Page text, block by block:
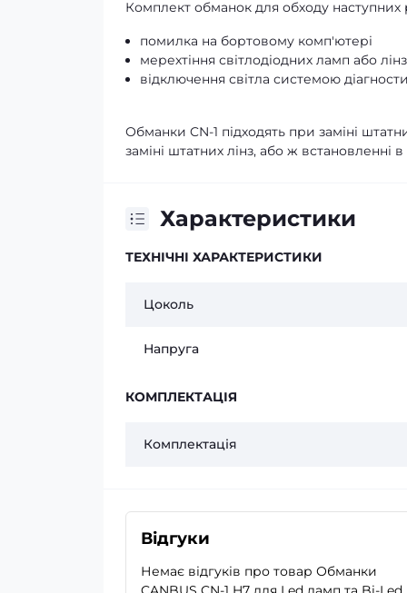
Комплект обманок для обходу наступних
помилка на бортовому комп'ютері
мерехтіння світлодіодних ламп або лінз
відключення світла системою
Обманки CN-1 підходять при заміні
заміні штатних лінз, або ж встановленні
Характеристики
ТЕХНІЧНІ ХАРАКТЕРИСТИКИ
Цоколь
Напруга
КОМПЛЕКТАЦІЯ
Комплектація
Відгуки
Немає відгуків про товар Обманки